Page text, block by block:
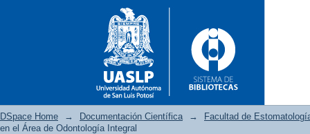
DSpace Home → Documentación Científica →
Facultad de
en el Área de Odontología Integral